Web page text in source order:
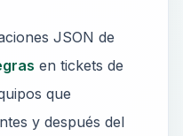
JSON de
en tickets de
que
y después del